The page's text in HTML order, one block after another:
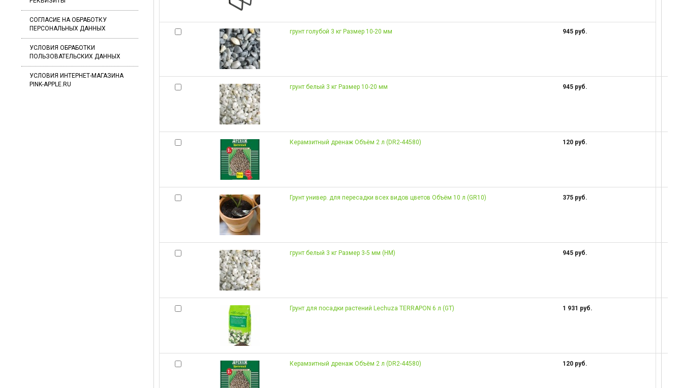
СОГЛАСИЕ ​НА ОБРАБОТКУ
ПЕРСОНАЛЬНЫХ ДАННЫХ
УСЛОВИЯ ОБРАБОТКИ
ПОЛЬЗОВАТЕЛЬСКИХ ДАННЫХ
УСЛОВИЯ ИНТЕРНЕТ-МАГАЗИНА
PINK-APPLE.RU
грунт голубой 3 кг Размер 10-20 мм 945 руб.
грунт белый 3 кг Размер 10-20 мм 945 руб.
Керамзитный дренаж Объём 2 л (DR2-44580) 120 руб.
Грунт универ. для пересадки всех видов цветов Объём 10 л (GR10) 375 руб.
грунт белый 3 кг Размер 3-5 мм (НМ) 945 руб.
Грунт для посадки растений Lechuza TERRAPON 6 л (GT) 1 931 руб.
Керамзитный дренаж Объём 2 л (DR2-44580) 120 руб.